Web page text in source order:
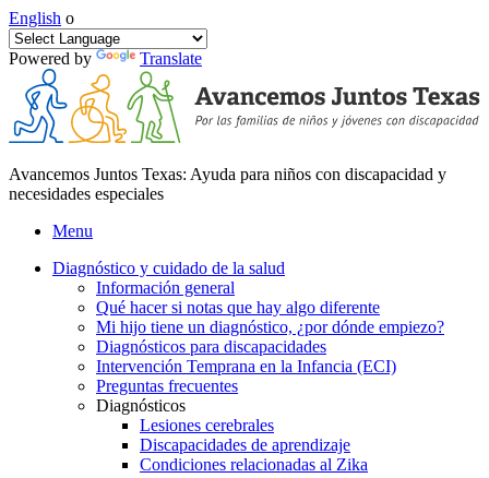
English o
Powered by Translate
Avancemos Juntos Texas: Ayuda para niños con discapacidad y
necesidades especiales
Menu
Diagnóstico y cuidado de la salud
Información general
Qué hacer si notas que hay algo diferente
Mi hijo tiene un diagnóstico, ¿por dónde empiezo?
Diagnósticos para discapacidades
Intervención Temprana en la Infancia (ECI)
Preguntas frecuentes
Diagnósticos
Lesiones cerebrales
Discapacidades de aprendizaje
Condiciones relacionadas al Zika